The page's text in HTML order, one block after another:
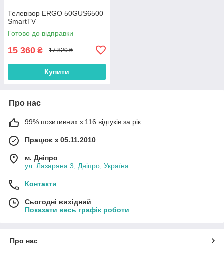
Телевізор ERGO 50GUS6500
SmartTV
Готово до відправки
15 360 ₴ 17 820 ₴
Купити
Про нас
99% позитивних з 116 відгуків за рік
Працює з 05.11.2010
м. Дніпро
ул. Лазаряна 3, Дніпро, Україна
Контакти
Сьогодні вихідний
Показати весь графік роботи
Про нас